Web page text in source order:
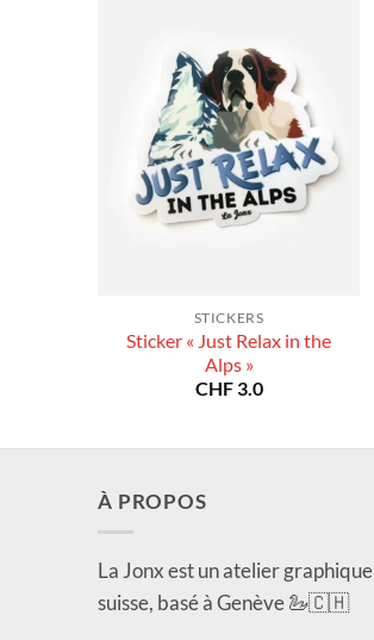
STICKERS
Sticker « Just Relax in the
Alps »
CHF3.0
À PROPOS
La Jonx est un atelier graphique
suisse, basé à Genève 🦢🇨🇭